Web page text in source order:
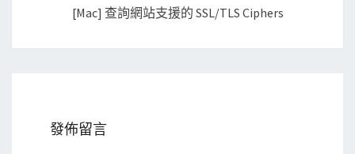
[Mac] 查詢網站支援的 SSL/TLS Ciphers
發佈留言